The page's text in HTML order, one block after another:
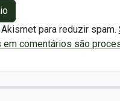
para reduzir spam.
comentários são